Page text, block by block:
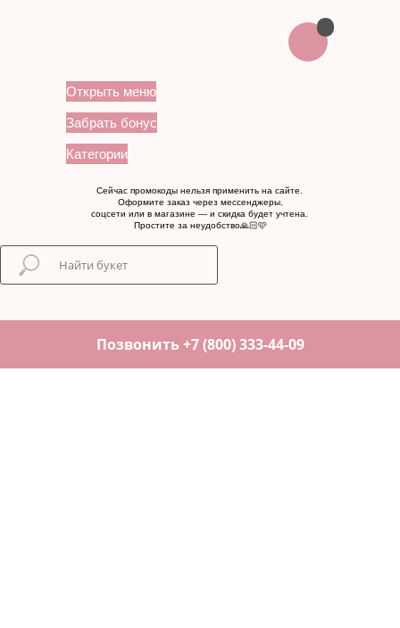
Открыть меню
Забрать бонус
Категории
Сейчас промокоды нельзя применить на сайте.
Оформите заказ через мессенджеры,
соцсети или в магазине — и скидка будет учтена.
Простите за неудобство🙏🏻🩷
Позвонить +7 (800) 333-44-09